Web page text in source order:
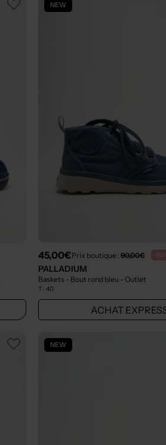
NEW
45,00€Prix boutique : 90,00€ -
PALLADIUM
Baskets - Bout rond bleu - Outlet
T : 40
ACHAT
NEW